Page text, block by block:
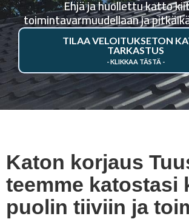
Ehjä ja huollettu katto
toimintavarmuudellaan ja
TILAA VELOITUKSETON
TARKASTUS
Katon korjaus
teemme katostasi
puolin tiiviin ja